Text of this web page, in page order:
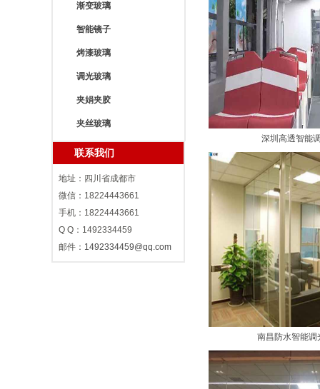
渐变玻璃
智能镜子
烤漆玻璃
调光玻璃
夹娟夹胶
夹丝玻璃
联系我们
地址：四川省成都市
微信：18224443661
手机：18224443661
Q Q：1492334459
邮件： 1492334459@qq.com
深圳高透智能
南昌防水智能调